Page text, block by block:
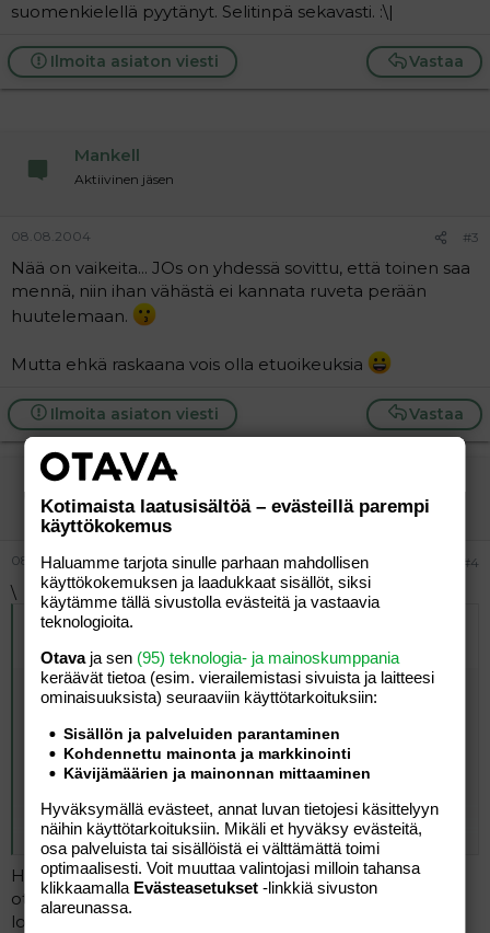
suomenkielellä pyytänyt. Selitinpä sekavasti. :\|
Vastaa
Ilmoita asiaton viesti
Mankell
Aktiivinen jäsen
08.08.2004 #3
Nää on vaikeita... JOs on yhdessä sovittu, että toinen saa
mennä, niin ihan vähästä ei kannata ruveta perään
huutelemaan.
Mutta ehkä raskaana vois olla etuoikeuksia
Vastaa
Ilmoita asiaton viesti
clivia
Vieras
08.08.2004 #4
\
Alkuperäinen kirjoittaja
Olimme mieheni kanssa tänään häissä. Mä lähdin
aiemmin pis, ku hain pojan mummolasta ja olo oli
muutenkin tukala. Sovimme aiemmin ukon kans, et hän
saap jäädä uhlimaan ihan rauhas mikäli oloni sen sallii (rv
kohta 38). Noh, pois lähtiessä olo suht siedettävä vaan
juhlii vaikka ilmoitin hänelle että oloni on aivan kamala ja
haluaisin hänen tulevan kotiin luokseni. Sanoin myös et
aamulla oltava siinä kunnossa että voi potkaista kasilta
ylös pojun kanssa... Hermostunkohan ihan turhasta?
Mielestäni miehen pitäisi olla näin loppu vaiheessa mun
tukena sillon ku sitä tarvitsen. Olenko liian vaativa?
Click to expand...
Harva sieltä lähtee kesken pois jos on esim. alkoholia
ottanut.Minusta asiasta ei tarvitse sen suuremmin
loukkaantua kun alunperin annoit luvan jäädä.
Kotimaista laatusisältöä – evästeillä parempi
käyttökokemus
Haluamme tarjota sinulle parhaan mahdollisen
käyttökokemuksen ja laadukkaat sisällöt, siksi
käytämme tällä sivustolla evästeitä ja vastaavia
teknologioita.
Otavaja sen (95) teknologia- ja mainoskumppania
keräävät tietoa (esim. vierailemis­tasi sivuista ja laitteesi
ominaisuuk­sista) seuraaviin käyttötarkoituksiin:
Sisällön ja palveluiden parantaminen
Kohdennettu mainonta ja markkinointi
Kävijämäärien ja mainonnan mittaaminen
Hyväksymällä evästeet, annat luvan tietojesi käsittelyyn
näihin käyttötarkoituksiin. Mikäli et hyväksy evästeitä,
osa palveluista tai sisällöistä ei välttämättä toimi
optimaalisesti. Voit muuttaa valintojasi milloin tahansa
klikkaamalla Evästeasetukset -linkkiä sivuston
alareunassa.